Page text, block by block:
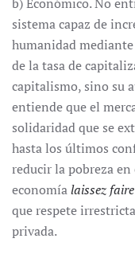
sistema capaz de
humanidad
de la tasa de
capitalismo, sino su
entiende que el
solidaridad que se
hasta los últimos
reducir la pobreza
economíalaissez faire
que respete
privada.